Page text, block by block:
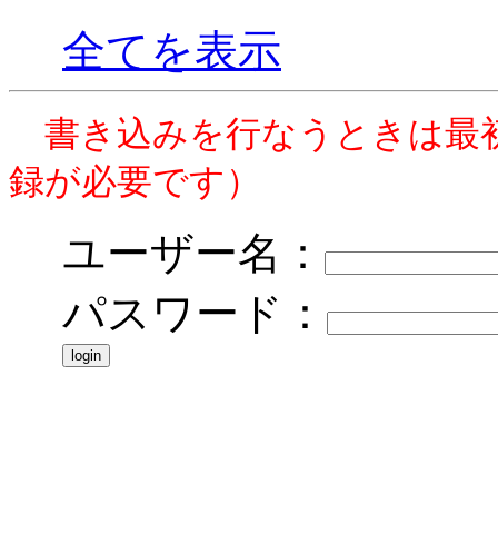
全てを表示
書き込みを行なうときは最
録が必要です）
ユーザー名：
パスワード：